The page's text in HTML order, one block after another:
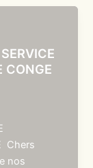
CONGE
Chers
nos